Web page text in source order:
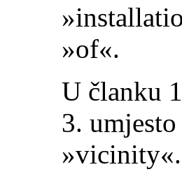
»of«.
U članku
3.
»vicinity«.